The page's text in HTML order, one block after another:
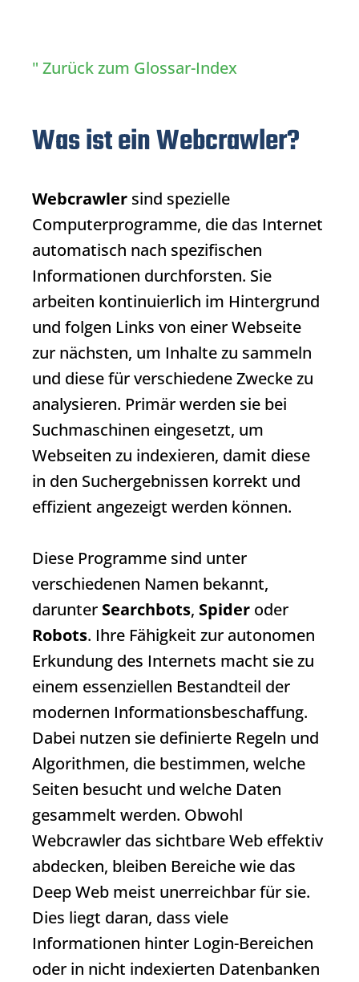
" Zurück zum Glossar-Index
Was ist ein Webcrawler?
Webcrawler sind spezielle
Computerprogramme, die das Internet
automatisch nach spezifischen
Informationen durchforsten. Sie
arbeiten kontinuierlich im Hintergrund
und folgen Links von einer Webseite
zur nächsten, um Inhalte zu sammeln
und diese für verschiedene Zwecke zu
analysieren. Primär werden sie bei
Suchmaschinen eingesetzt, um
Webseiten zu indexieren, damit diese
in den Suchergebnissen korrekt und
effizient angezeigt werden können.
Diese Programme sind unter
verschiedenen Namen bekannt,
darunter Searchbots, Spider oder
Robots. Ihre Fähigkeit zur autonomen
Erkundung des Internets macht sie zu
einem essenziellen Bestandteil der
modernen Informationsbeschaffung.
Dabei nutzen sie definierte Regeln und
Algorithmen, die bestimmen, welche
Seiten besucht und welche Daten
gesammelt werden. Obwohl
Webcrawler das sichtbare Web effektiv
abdecken, bleiben Bereiche wie das
Deep Web meist unerreichbar für sie.
Dies liegt daran, dass viele
Informationen hinter Login-Bereichen
oder in nicht indexierten Datenbanken